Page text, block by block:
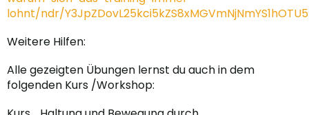
lohnt/ndr/
Weitere Hilfen:
Alle gezeigten Übungen lernst du auch in dem
folgenden Kurs /Workshop: